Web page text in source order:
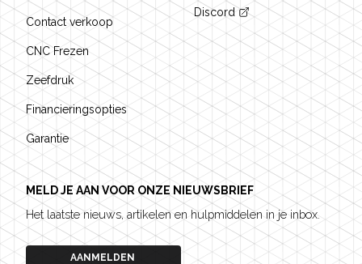
Contact verkoop
CNC Frezen
Zeefdruk
Financieringsopties
Garantie
Discord
MELD JE AAN VOOR ONZE NIEUWSBRIEF
Het laatste nieuws, artikelen en hulpmiddelen in je inbox.
AANMELDEN